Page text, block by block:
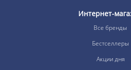
Интернет-
Все бренды
Бестселлеры
Акции дня